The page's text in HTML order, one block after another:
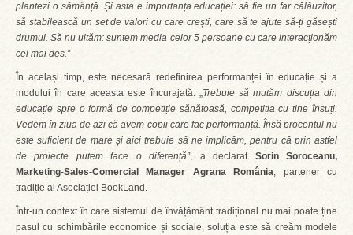
plantezi o sămânță. Și asta e importanța educației: să fie un far călăuzitor,
să stabilească un set de valori cu care crești, care să te ajute să-ți găsești
drumul. Să nu uităm: suntem media celor 5 persoane cu care interacționăm
cel mai des.”
În același timp, este necesară redefinirea performanței în educație și a
modului în care aceasta este încurajată. „Trebuie să mutăm discuția din
educație spre o formă de competiție sănătoasă, competiția cu tine însuți.
Vedem în ziua de azi că avem copii care fac performanță. Însă procentul nu
este suficient de mare și aici trebuie să ne implicăm, pentru că prin astfel
de proiecte putem face o diferență”, a declaratSorin Soroceanu,
Marketing-Sales-Comercial Manager Agrana România, partener cu
tradiție al Asociației BookLand.
Într-un context în care sistemul de învățământ tradițional nu mai poate ține
pasul cu schimbările economice și sociale, soluția este să creăm modele